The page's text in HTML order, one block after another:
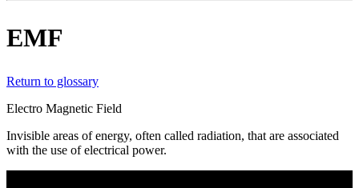
Contactez-
nous
Corporate
Careers
Partners
EMF
Return to glossary
Electro Magnetic Field
Invisible areas of energy, often called radiation, that are associated
with the use of electrical power.